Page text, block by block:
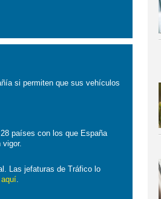
si permiten que sus vehículos
países con los que España
Las jefaturas de Tráfico lo
aquí.